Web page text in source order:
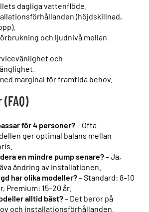
dagliga vattenflöde.
(höjdskillnad,
och ljudnivå mellan
och
marginal för framtida behov.
för 4 personer?– Ofta
ger optimal balans mellan
en mindre pump senare?– Ja,
ändring av installationen.
har olika modeller?– Standard: 8–10
Premium: 15–20 år.
alltid bäst?– Det beror på
och installationsförhållanden.